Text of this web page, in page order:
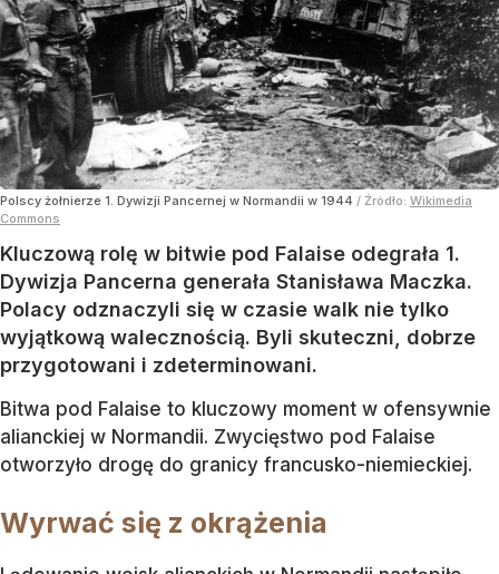
Polscy żołnierze 1. Dywizji Pancernej w Normandii w 1944 / Źródło: Wikimedia
Commons
Kluczową rolę w bitwie pod Falaise odegrała 1.
Dywizja Pancerna generała Stanisława Maczka.
Polacy odznaczyli się w czasie walk nie tylko
wyjątkową walecznością. Byli skuteczni, dobrze
przygotowani i zdeterminowani.
Bitwa pod Falaise to kluczowy moment w ofensywnie
alianckiej w Normandii. Zwycięstwo pod Falaise
otworzyło drogę do granicy francusko-niemieckiej.
Wyrwać się z okrążenia